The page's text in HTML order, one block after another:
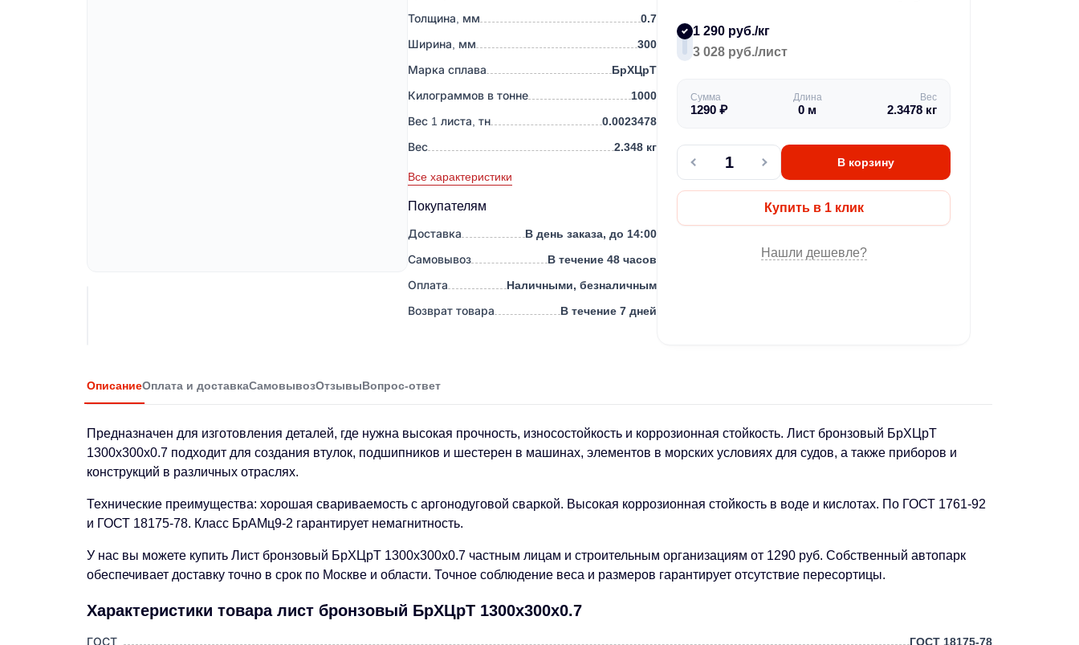
Толщина, мм
0.7
Ширина, мм
300
Марка сплава
БрХЦрТ
Килограммов в тонне
1000
Вес 1 листа, тн
0.0023478
Вес
2.348 кг
Все характеристики
Покупателям
Доставка
В день заказа, до 14:00
Самовывоз
В течение 48 часов
Оплата
Наличными, безналичным
Возврат товара
В течение 7 дней
1 290 руб./кг
3 028 руб./лист
Сумма
1290 ₽
Длина
0 м
Вес
2.3478 кг
В корзину
Купить в 1 клик
Нашли дешевле?
ОписаниеОплата и доставкаСамовывозОтзывыВопрос-ответ
Предназначен для изготовления деталей, где нужна высокая прочность, износостойкость и коррозионная стойкость. Лист бронзовый БрХЦрТ
1300х300х0.7 подходит для создания втулок, подшипников и шестерен в машинах, элементов в морских условиях для судов, а также приборов и
конструкций в различных отраслях.
Технические преимущества: хорошая свариваемость с аргонодуговой сваркой. Высокая коррозионная стойкость в воде и кислотах. По ГОСТ 1761-92
и ГОСТ 18175-78. Класс БрАМц9-2 гарантирует немагнитность.
У нас вы можете купить Лист бронзовый БрХЦрТ 1300х300х0.7 частным лицам и строительным организациям от 1290 руб. Собственный автопарк
обеспечивает доставку точно в срок по Москве и области. Точное соблюдение веса и размеров гарантирует отсутствие пересортицы.
Характеристики товара лист бронзовый БрХЦрТ 1300х300х0.7
ГОСТ ГОСТ 18175-78